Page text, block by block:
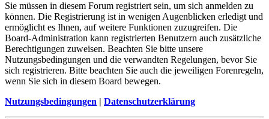
Sie müssen in diesem Forum registriert sein, um sich anmelden zu
können. Die Registrierung ist in wenigen Augenblicken erledigt und
ermöglicht es Ihnen, auf weitere Funktionen zuzugreifen. Die
Board-Administration kann registrierten Benutzern auch zusätzliche
Berechtigungen zuweisen. Beachten Sie bitte unsere
Nutzungsbedingungen und die verwandten Regelungen, bevor Sie
sich registrieren. Bitte beachten Sie auch die jeweiligen Forenregeln,
wenn Sie sich in diesem Board bewegen.
Nutzungsbedingungen | Datenschutzerklärung